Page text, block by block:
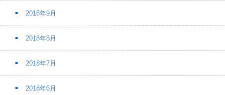
2018年9月
2018年8月
2018年7月
2018年6月